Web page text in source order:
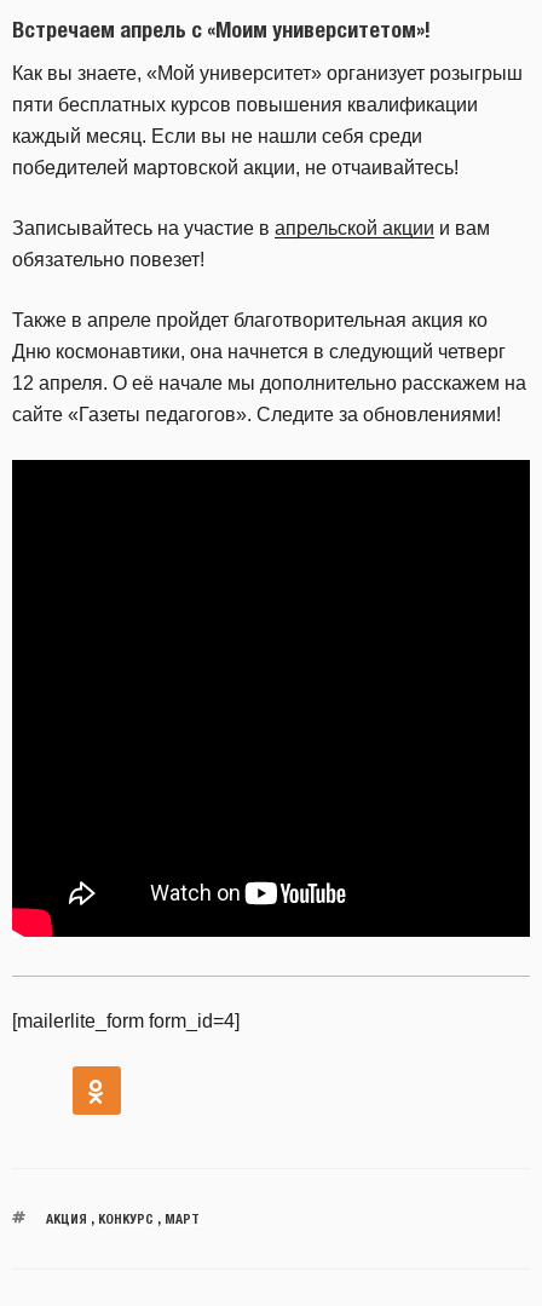
Встречаем апрель c «Моим университетом»!
Как вы знаете, «Мой университет» организует розыгрыш
пяти бесплатных курсов повышения квалификации
каждый месяц. Если вы не нашли себя среди
победителей мартовской акции, не отчаивайтесь!
Записывайтесь на участие в апрельской акции и вам
обязательно повезет!
Также в апреле пройдет благотворительная акция ко
Дню космонавтики, она начнется в следующий четверг
12 апреля. О её начале мы дополнительно расскажем на
сайте «Газеты педагогов». Следите за обновлениями!
[mailerlite_form form_id=4]
АКЦИЯ , КОНКУРС , МАРТ